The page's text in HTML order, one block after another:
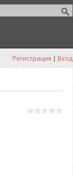
Регистрация | Вход